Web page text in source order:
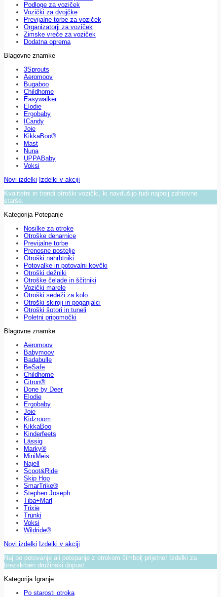
Podloge za voziček
Vozički za dvojčke
Previjalne torbe za voziček
Organizatorji za voziček
Zimske vreče za voziček
Dodatna oprema
Blagovne znamke
3Sprouts
Aeromoov
Bugaboo
Childhome
Easywalker
Elodie
Ergobaby
ICandy
Joie
KikkaBoo®
Mast
Nuna
UPPABaby
Voksi
Novi izdelki Izdelki v akciji
Kvalitetni in trendi otroški vozički, ki navdušijo tudi najbolj zahtevne
starše.
Kategorija Potepanje
Nosilke za otroke
Otroške denarnice
Previjalne torbe
Prenosne postelje
Otroški nahrbtniki
Potovalke in potovalni kovčki
Otroški dežniki
Otroške čelade in ščitniki
Vozički marele
Otroški sedeži za kolo
Otroški skiroji in poganjalci
Otroški šotori in tuneli
Poletni pripomočki
Blagovne znamke
Aeromoov
Babymoov
Badabulle
BeSafe
Childhome
Citron®
Done by Deer
Elodie
Ergobaby
Joie
Kidzroom
KikkaBoo
Kinderfeets
Lässig
Marky®
MiniMeis
Najell
Scoot&Ride
Skip Hop
SmarTrike®
Stephen Joseph
Tiba+Marl
Trixie
Trunki
Voksi
Wildride®
Novi izdelki Izdelki v akciji
Naj bo potovanje ali potepanje z otrokom čimbolj prijetno! Izdelki za
brezskrben družinski dopust.
Kategorija Igranje
Po starosti otroka